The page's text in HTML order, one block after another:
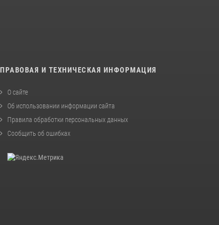
ПРАВОВАЯ И ТЕХНИЧЕСКАЯ ИНФОРМАЦИЯ
О сайте
Об использовании информации сайта
Правила обработки персональных данных
Сообщить об ошибках